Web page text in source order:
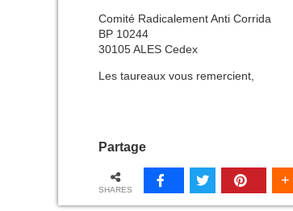
Comité Radicalement Anti Corrida
BP 10244
30105 ALES Cedex
Les taureaux vous remercient,
Partage
SHARES